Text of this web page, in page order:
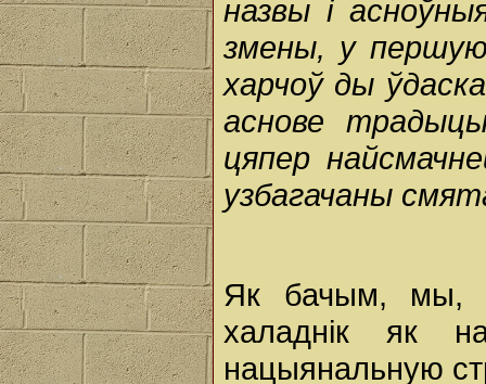
назвы і
змены, у першую
харчоў ды
аснове
цяпер
узбагачаны
Як бачым, мы,
халаднік як
нацыянальную